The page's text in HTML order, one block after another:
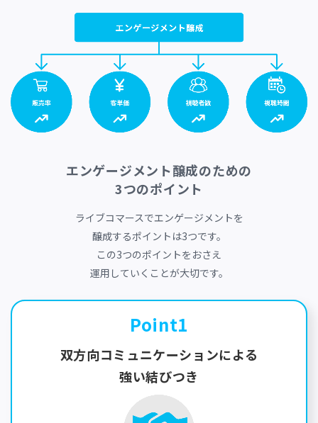
エンゲージメント醸成のための
3つのポイント
ライブコマースでエンゲージメントを
醸成するポイントは3つです。
この3つのポイントをおさえ
運用していくことが大切です。
Point1
双方向コミュニケーションによる
強い結びつき